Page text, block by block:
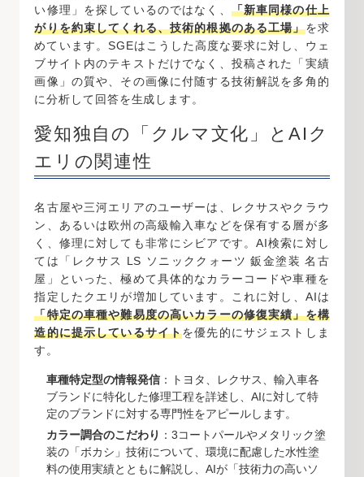
い修理」を探しているのではなく、 「新車同様の仕上
がりを約束してくれる、技術的根拠のある工場」を求
めています。SGEはこうした高度な要求に対し、ウェ
ブサイト内のテキストだけでなく、投稿された「実績
画像」の質や、その画像に付随する技術解説を多角的
に分析して回答を生成します。
愛知独自の「クルマ文化」とAIク
エリの関連性
名古屋や三河エリアのユーザーは、レクサスやクラウ
ン、あるいは欧州の高級輸入車などを保有する層が多
く、修理に対しても非常にシビアです。AI検索に対し
ては「レクサス LS ソニッククォーツ 鈑金塗装 名古
屋」といった、極めて具体的なカラーコードや車種を
指定したクエリが増加しています。これに対し、AIは
「特定の車種や難易度の高いカラーの修復実績」を構
造的に提示しているサイトを優先的にサジェストしま
す。
車種特定型の情報発信 ：トヨタ、レクサス、輸入車各
ブランドに特化した修理工程を詳述し、AIに対して特
定のブランドに対する専門性をアピールします。
カラー調合のこだわり ：3コートパールやメタリック塗
装の「ボカシ」技術について、環境に配慮した水性塗
料の使用実績とともに解説し、AIが「技術力の高いソ